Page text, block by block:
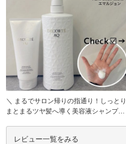
＼ まるでサロン帰りの指通り！しっとり
まとまるツヤ髪へ導く美容液シャンプー
レビュー一覧をみる